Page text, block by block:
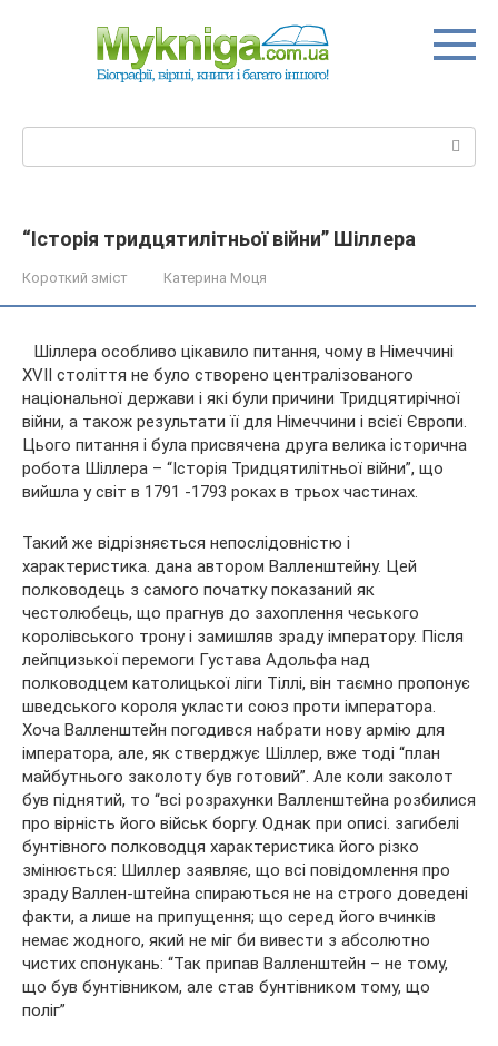
“Історія тридцятилітньої війни” Шіллера
Короткий зміст Катерина Моця
Шіллера особливо цікавило питання, чому в Німеччині
XVII століття не було створено централізованого
національної держави і які були причини Тридцятирічної
війни, а також результати її для Німеччини і всієї Європи.
Цього питання і була присвячена друга велика історична
робота Шіллера – “Історія Тридцятилітньої війни”, що
вийшла у світ в 1791 -1793 роках в трьох частинах.
Такий же відрізняється непослідовністю і
характеристика. дана автором Валленштейну. Цей
полководець з самого початку показаний як
честолюбець, що прагнув до захоплення чеського
королівського трону і замишляв зраду імператору. Після
лейпцизької перемоги Густава Адольфа над
полководцем католицької ліги Тіллі, він таємно пропонує
шведського короля укласти союз проти імператора.
Хоча Валленштейн погодився набрати нову армію для
імператора, але, як стверджує Шіллер, вже тоді “план
майбутнього заколоту був готовий”. Але коли заколот
був піднятий, то “всі розрахунки Валленштейна розбилися
про вірність його військ боргу. Однак при описі. загибелі
бунтівного полководця характеристика його різко
змінюється: Шиллер заявляє, що всі повідомлення про
зраду Валлен-штейна спираються не на строго доведені
факти, а лише на припущення; що серед його вчинків
немає жодного, який не міг би вивести з абсолютно
чистих спонукань: “Так припав Валленштейн – не тому,
що був бунтівником, але став бунтівником тому, що
поліг”